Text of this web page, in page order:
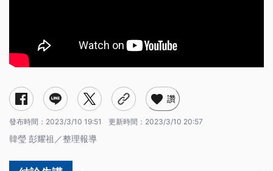
讚
發布時間： 2023/3/10 19:51 更新時間： 2023/3/10 20:57
韓瑩 彭耀祖／整理報導